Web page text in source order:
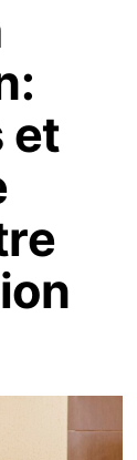
et